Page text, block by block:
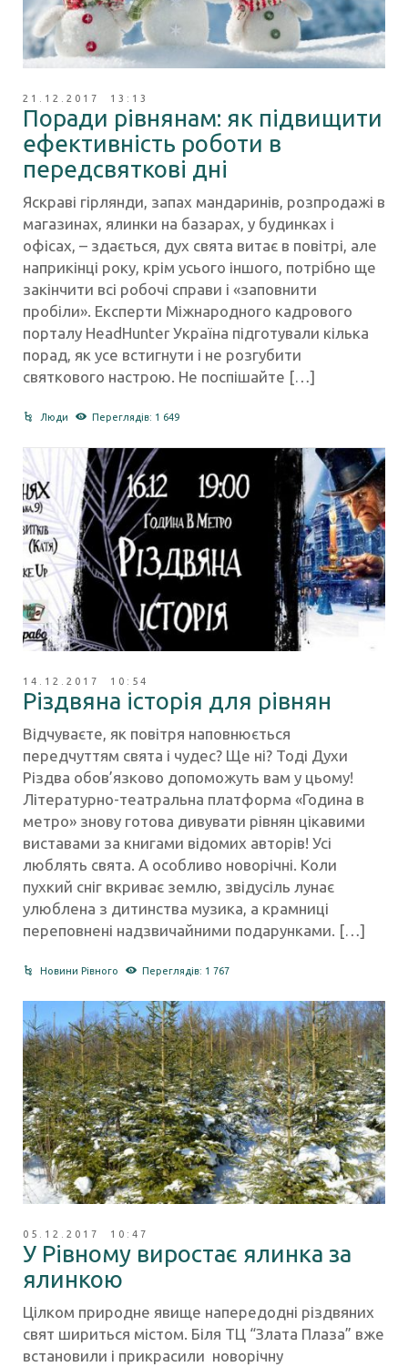
21.12.2017 13:13
Поради рівнянам: як підвищити
ефективність роботи в
передсвяткові дні
Яскраві гірлянди, запах мандаринів, розпродажі в
магазинах, ялинки на базарах, у будинках і
офісах, – здається, дух свята витає в повітрі, але
наприкінці року, крім усього іншого, потрібно ще
закінчити всі робочі справи і «заповнити
пробіли». Експерти Міжнародного кадрового
порталу HeadHunter Україна підготували кілька
порад, як усе встигнути і не розгубити
святкового настрою. Не поспішайте […]
Люди Переглядів: 1 649
14.12.2017 10:54
Різдвяна історія для рівнян
Відчуваєте, як повітря наповнюється
передчуттям свята і чудес? Ще ні? Тоді Духи
Різдва обов’язково допоможуть вам у цьому!
Літературно-театральна платформа «Година в
метро» знову готова дивувати рівнян цікавими
виставами за книгами відомих авторів! Усі
люблять свята. А особливо новорічні. Коли
пухкий сніг вкриває землю, звідусіль лунає
улюблена з дитинства музика, а крамниці
переповнені надзвичайними подарунками. […]
Новини Рівного Переглядів: 1 767
05.12.2017 10:47
У Рівному виростає ялинка за
ялинкою
Цілком природне явище напередодні різдвяних
свят шириться містом. Біля ТЦ “Злата Плаза” вже
встановили і прикрасили новорічну